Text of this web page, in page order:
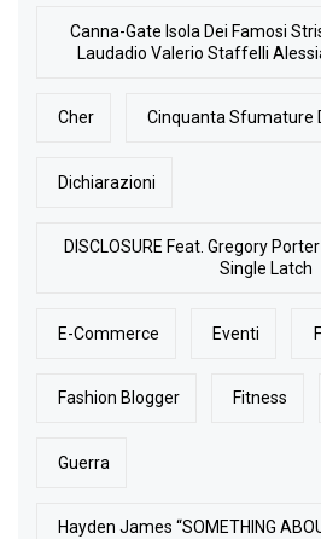
Canna-Gate Isola Dei Famosi
Laudadio Valerio Staffelli
Cher Cinquanta Sfumature
Dichiarazioni
DISCLOSURE Feat. Gregory
Single Latch
E-Commerce Eventi
Fashion Blogger Fitness
Guerra
Hayden James “SOMETHING